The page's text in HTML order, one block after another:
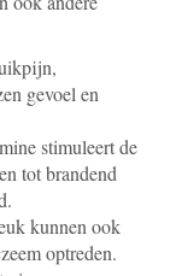
gevoel en
stimuleert de
tot brandend
kunnen ook
optreden.